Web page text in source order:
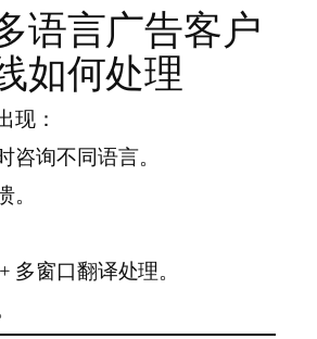
语言广告客户
如何处理
现：
咨询不同语言。
多窗口翻译处理。